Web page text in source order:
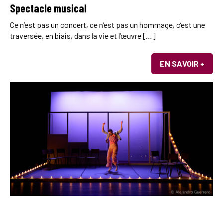
Spectacle musical
Ce n’est pas un concert, ce n’est pas un hommage, c’est une
traversée, en biais, dans la vie et l’œuvre […]
EN SAVOIR +